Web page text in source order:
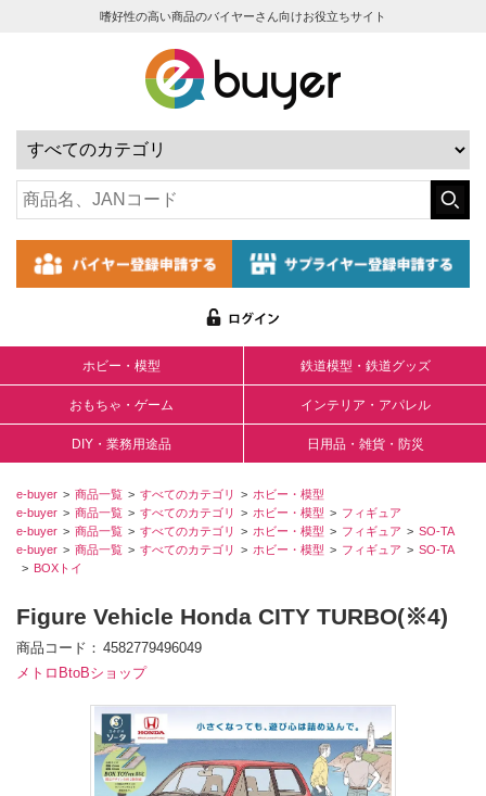
嗜好性の高い商品のバイヤーさん向けお役立ちサイト
ホビー・模型 鉄道模型・鉄道グッズ
おもちゃ・ゲーム インテリア・アパレル
DIY・業務用途品 日用品・雑貨・防災
e-buyer 商品一覧 すべてのカテゴリ
ホビー・模型
e-buyer
商品一覧 すべてのカテゴリ ホビー・模型
フィギュア
e-buyer
商品一覧 すべてのカテゴリ ホビー・模型 フィギュア
SO-TA
e-buyer
商品一覧 すべてのカテゴリ ホビー・模型 フィギュア
SO-TA
BOXトイ
Figure Vehicle Honda CITY TURBO(※4)
商品コード
4582779496049
メトロBtoBショップ